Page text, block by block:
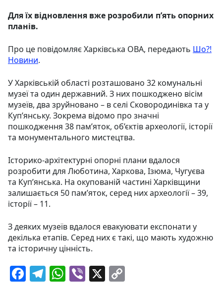
Для їх відновлення вже розробили пʼять опорних
планів.
Про це повідомляє Харківська ОВА, передають Шо?!
Новини.
У Харківській області розташовано 32 комунальні
музеї та один державний. З них пошкоджено вісім
музеїв, два зруйновано – в селі Сковородинівка та у
Куп’янську. Зокрема відомо про значні
пошкодження 38 пам’яток, об’єктів археології, історії
та монументального мистецтва.
Історико-архітектурні опорні плани вдалося
розробити для Люботина, Харкова, Ізюма, Чугуєва
та Куп’янська. На окупованій частині Харківщини
залишається 50 пам’яток, серед них археології – 39,
історії – 11.
З деяких музеїв вдалося евакуювати експонати у
декілька етапів. Серед них є такі, що мають художню
та історичну цінність.
F T W Vi X